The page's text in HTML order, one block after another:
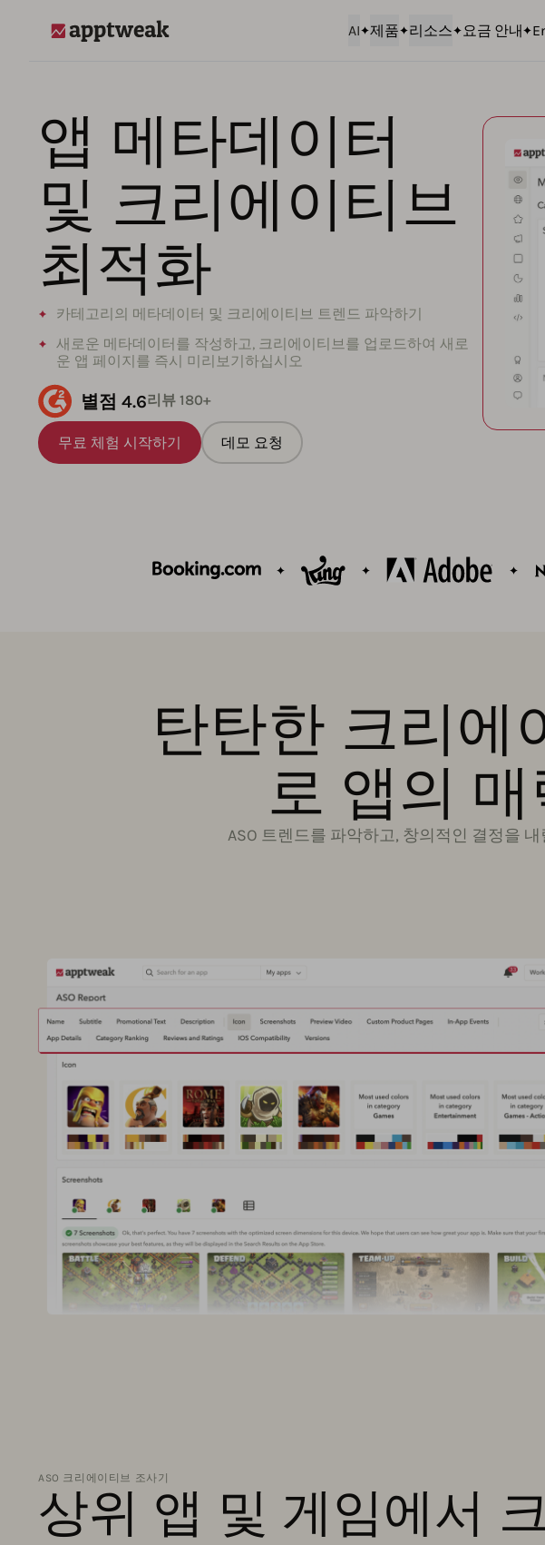
AI 제품 리소스 요금 안내
앱 메타데이터
및 크리에이티브
최적화
카테고리의 메타데이터 및 크리에이티브 트렌드 파악하기
새로운 메타데이터를 작성하고, 크리에이티브를 업로드하여 새로
운 앱 페이지를 즉시 미리보기하십시오
별점 4.6리뷰 180+
무료 체험 시작하기 데모 요청
탄탄한 크리에
로 앱의
ASO 트렌드를 파악하고, 창의적인 결정을
ASO 크리에이티브 조사기
상위 앱 및 게임에서